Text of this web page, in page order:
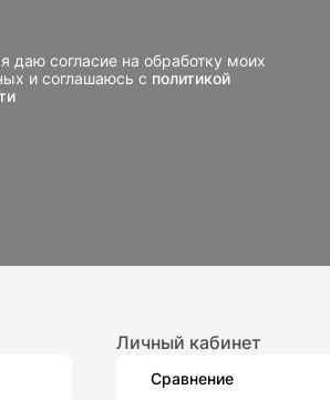
даю согласие на обработку моих
и соглашаюсь с политикой
Личный кабинет
Сравнение